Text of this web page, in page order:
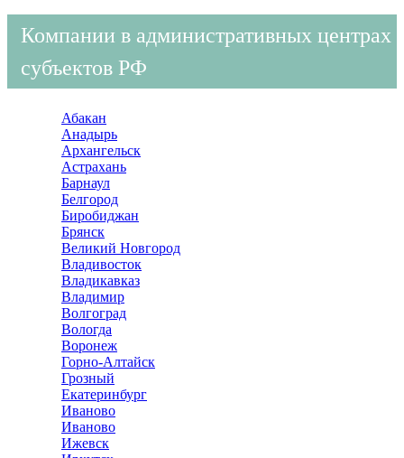
Компании в административных центрах
субъектов РФ
Абакан
Анадырь
Архангельск
Астрахань
Барнаул
Белгород
Биробиджан
Брянск
Великий Новгород
Владивосток
Владикавказ
Владимир
Волгоград
Вологда
Воронеж
Горно-Алтайск
Грозный
Екатеринбург
Иваново
Иваново
Ижевск